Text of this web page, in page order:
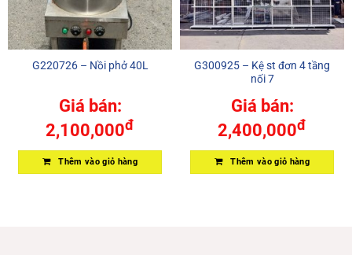
G220726 – Nồi phở 40L
Giá bán:
2,100,000đ
Thêm vào giỏ hàng
G300925 – Kệ st đơn 4 tầng
nối 7
Giá bán:
2,400,000đ
Thêm vào giỏ hàng